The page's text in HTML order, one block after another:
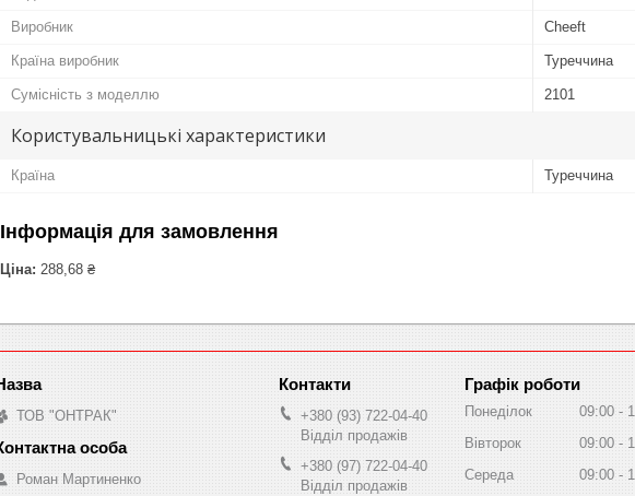
Виробник Cheeft
Країна виробник Туреччина
Сумісність з моделлю 2101
Користувальницькі характеристики
Країна Туреччина
Інформація для замовлення
Ціна: 288,68 ₴
ТОВ "ОНТРАК"
Роман Мартиненко
+380 (93) 722-04-40
Відділ продажів
+380 (97) 722-04-40
Відділ продажів
Графік роботи
Понеділок 09:00
Вівторок
09:00
Середа
09:00